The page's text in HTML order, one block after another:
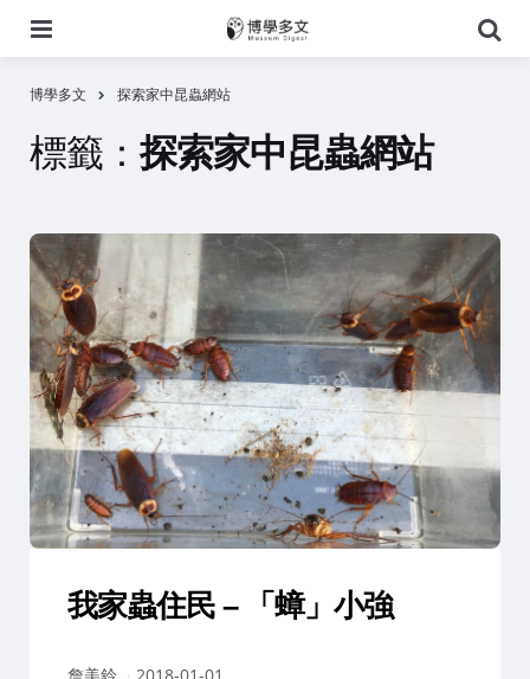
尋
博學多文 探索家中昆蟲網站
標籤：探索家中昆蟲網站
我家蟲住民 – 「蟑」小強
作
詹美鈴
2018-01-01